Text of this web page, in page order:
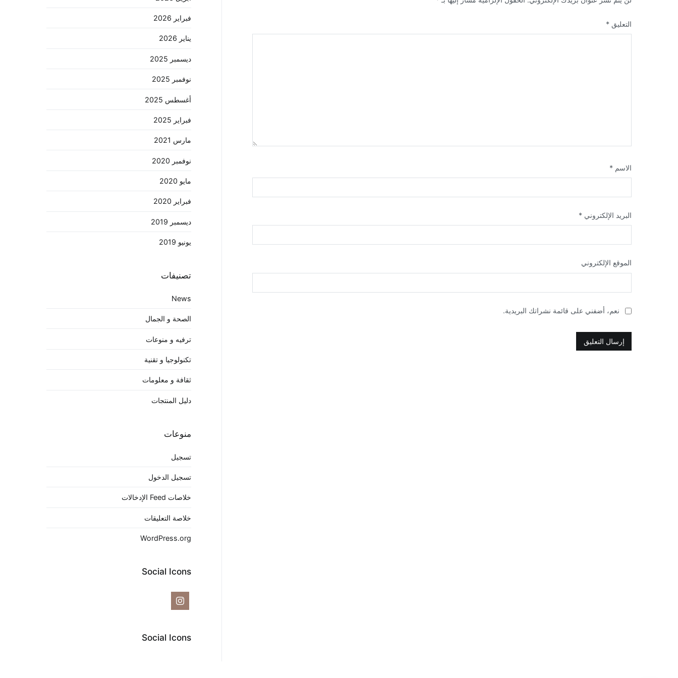
التعليق *
الاسم *
البريد الإلكتروني *
الموقع الإلكتروني
نعم، أضفني على قائمة نشراتك البريدية.
فبراير 2026
يناير 2026
ديسمبر 2025
نوفمبر 2025
أغسطس 2025
فبراير 2025
مارس 2021
نوفمبر 2020
مايو 2020
فبراير 2020
ديسمبر 2019
يونيو 2019
تصنيفات
News
الصحة و الجمال
ترفيه و منوعات
تكنولوجيا و تقنية
ثقافة و معلومات
دليل المنتجات
منوعات
تسجيل
تسجيل الدخول
خلاصات Feed الإدخالات
خلاصة التعليقات
WordPress.org
Social Icons
Social Icons